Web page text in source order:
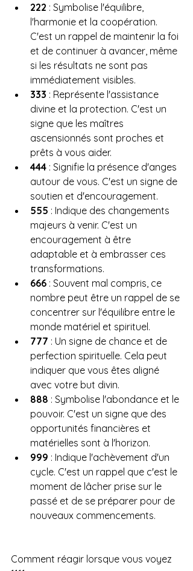
222 : Symbolise l'équilibre,
l'harmonie et la coopération.
C'est un rappel de maintenir la foi
et de continuer à avancer, même
si les résultats ne sont pas
immédiatement visibles.
333 : Représente l'assistance
divine et la protection. C'est un
signe que les maîtres
ascensionnés sont proches et
prêts à vous aider.
444 : Signifie la présence d'anges
autour de vous. C'est un signe de
soutien et d'encouragement.
555 : Indique des changements
majeurs à venir. C'est un
encouragement à être
adaptable et à embrasser ces
transformations.
666 : Souvent mal compris, ce
nombre peut être un rappel de se
concentrer sur l'équilibre entre le
monde matériel et spirituel.
777 : Un signe de chance et de
perfection spirituelle. Cela peut
indiquer que vous êtes aligné
avec votre but divin.
888 : Symbolise l'abondance et le
pouvoir. C'est un signe que des
opportunités financières et
matérielles sont à l'horizon.
999 : Indique l'achèvement d'un
cycle. C'est un rappel que c'est le
moment de lâcher prise sur le
passé et de se préparer pour de
nouveaux commencements.
Comment réagir lorsque vous voyez